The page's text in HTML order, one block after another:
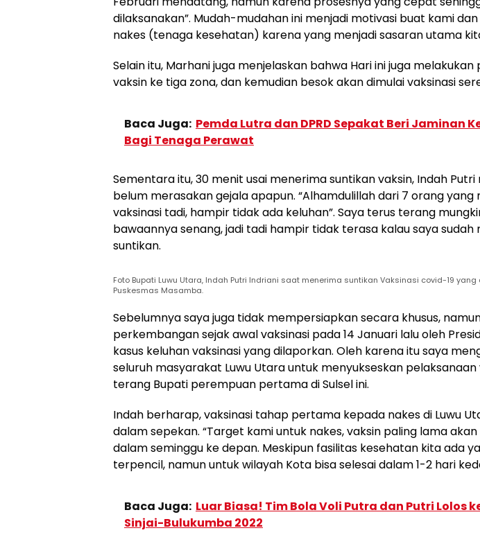
dilaksanakan”. Mudah-mudahan ini menjadi motivasi buat kami
nakes (tenaga kesehatan) karena yang menjadi sasaran utama
Selain itu, Marhani juga menjelaskan bahwa Hari ini juga
vaksin ke tiga zona, dan kemudian besok akan dimulai vaksinasi
Baca Juga: Pemda Lutra dan DPRD Sepakat Beri Jaminan
Bagi Tenaga Perawat
Sementara itu, 30 menit usai menerima suntikan vaksin, Indah
belum merasakan gejala apapun. “Alhamdulillah dari 7 orang yang
vaksinasi tadi, hampir tidak ada keluhan”. Saya terus terang
bawaannya senang, jadi tadi hampir tidak terasa kalau saya sudah
suntikan.
Foto Bupati Luwu Utara, Indah Putri Indriani saat menerima suntikan Vaksinasi covid-19
Puskesmas Masamba.
Sebelumnya saya juga tidak mempersiapkan secara khusus,
perkembangan sejak awal vaksinasi pada 14 Januari lalu oleh
kasus keluhan vaksinasi yang dilaporkan. Oleh karena itu saya
seluruh masyarakat Luwu Utara untuk menyukseskan pelaksanaan
terang Bupati perempuan pertama di Sulsel ini.
Indah berharap, vaksinasi tahap pertama kepada nakes di Luwu
dalam sepekan. “Target kami untuk nakes, vaksin paling lama
dalam seminggu ke depan. Meskipun fasilitas kesehatan kita ada
terpencil, namun untuk wilayah Kota bisa selesai dalam 1-2 hari
Baca Juga: Luar Biasa! Tim Bola Voli Putra dan Putri Lolos
Sinjai-Bulukumba 2022